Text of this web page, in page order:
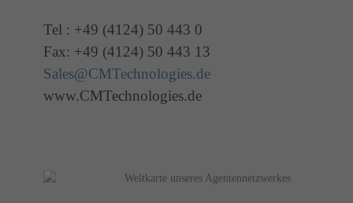
Tel : +49 (4124) 50 443 0
Fax: +49 (4124) 50 443 13
Sales@CMTechnologies.de
www.CMTechnologies.de